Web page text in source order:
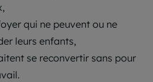
qui ne peuvent ou ne
leurs enfants,
se reconvertir sans pour